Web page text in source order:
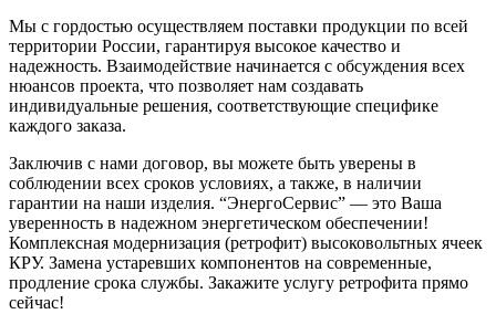
Мы с гордостью осуществляем поставки продукции по всей
территории России, гарантируя высокое качество и
надежность. Взаимодействие начинается с обсуждения всех
нюансов проекта, что позволяет нам создавать
индивидуальные решения, соответствующие специфике
каждого заказа.
Заключив с нами договор, вы можете быть уверены в
соблюдении всех сроков условиях, а также, в наличии
гарантии на наши изделия. “ЭнергоСервис” — это Ваша
уверенность в надежном энергетическом обеспечении!
Комплексная модернизация (ретрофит) высоковольтных ячеек
КРУ. Замена устаревших компонентов на современные,
продление срока службы. Закажите услугу ретрофита прямо
сейчас!